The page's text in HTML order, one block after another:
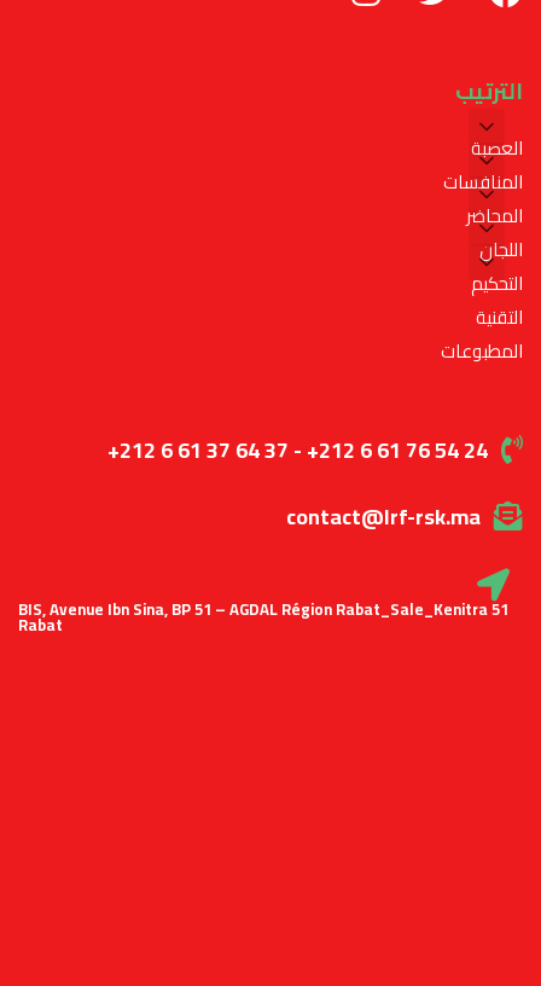
الترتيب
العصبة
المنافسات
المحاضر
اللجان
التحكيم
التقنية
المطبوعات
+212 6 61 37 64 37 - +212 6 61 76 54 24
contact@lrf-rsk.ma
51 BIS, Avenue Ibn Sina, BP 51 – AGDAL Région Rabat_Sale_Kenitra
Rabat